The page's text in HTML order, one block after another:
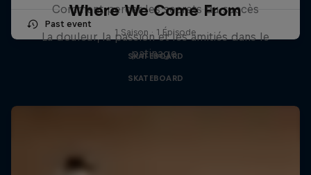
Past event
Comment percer les secrets du succès
1 Saison · 1 Épisode
SKATEBOARD
Where We Come From
La douleur, la passion et les amitiés dans le
patinage.
SKATEBOARD